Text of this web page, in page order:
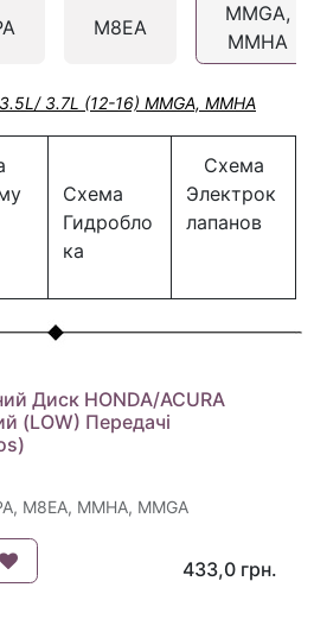
M8EA
MMGA,
MMHA
3.7L (12-16) MMGA, MMHA
Схема
Гидробло
ка
Схема
Электрок
лапанов
Диск HONDA/ACURA
(LOW) Передачі
M8EA, MMHA, MMGA
433,0 грн.